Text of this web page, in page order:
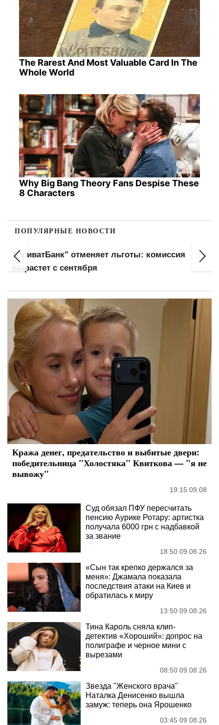
The Rarest And Most Valuable Card In The
Whole World
Why Big Bang Theory Fans Despise These
8 Characters
ПОПУЛЯРНЫЕ НОВОСТИ
Гороскоп на сегодня 9 августа:
Тельцов, категоричность Львов и
Стрельцов
Кража денег, предательство и выбитые двери:
победительница "Холостяка" Квиткова — "я не
вывожу"
19:15 09.08
Суд обязал ПФУ пересчитать
пенсию Аурике Ротару: артистка
получала 6000 грн с надбавкой
за звание
18:50 09.08.26
«Сын так крепко держался за
меня»: Джамала показала
последствия атаки на Киев и
обратилась к миру
13:50 09.08.26
Тина Кароль сняла клип-
детектив «Хороший»: допрос на
полиграфе и черное мини с
вырезами
08:50 09.08.26
Звезда "Женского врача"
Наталка Денисенко вышла
замуж: теперь она Ярошенко
03:45 09.08.26